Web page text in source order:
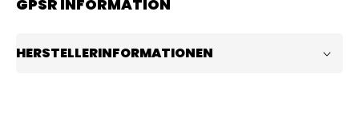
GPSR INFORMATION
HERSTELLERINFORMATIONEN